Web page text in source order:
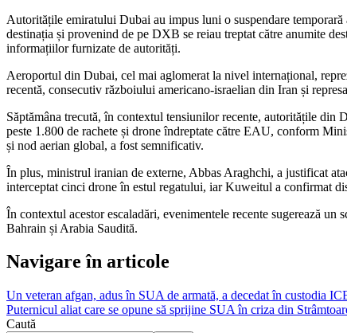
Autoritățile emiratului Dubai au impus luni o suspendare
destinația și provenind de pe DXB se reiau treptat către anumite
informațiilor furnizate de autorități.
Aeroportul din Dubai, cel mai aglomerat la nivel internațional,
recentă, consecutiv războiului americano-israelian din Iran și
Săptămâna trecută, în contextul tensiunilor recente, autoritățile din
peste 1.800 de rachete și drone îndreptate către EAU, conform
și nod aerian global, a fost semnificativ.
În plus, ministrul iranian de externe, Abbas Araghchi, a justificat
interceptat cinci drone în estul regatului, iar Kuweitul a confirmat
În contextul acestor escaladări, evenimentele recente sugerează
Bahrain și Arabia Saudită.
Navigare în articole
Un veteran afgan, adus în SUA de armată, a decedat în custodia
Puternicul aliat care se opune să sprijine SUA în criza din
Caută